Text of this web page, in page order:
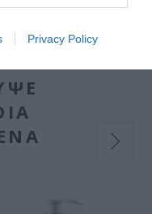
Privacy Policy